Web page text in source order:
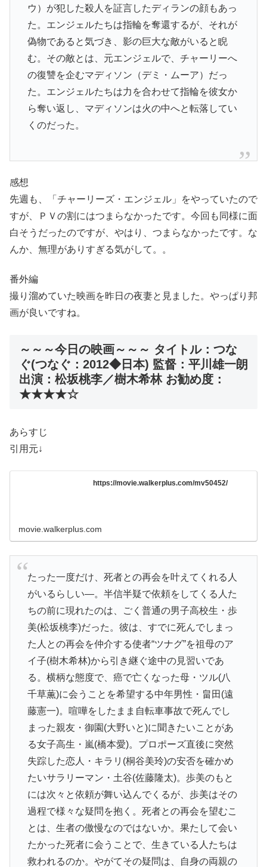
ウ）が犯した殺人を証言したディランの顔もあっ
た。エンジェルたちは指輪を奪還するが、それが
偽物であると気づき、影の巨大な敵がいると睨
む。その敵とは、元エンジェルで、チャーリーへ
の復讐を企むマディソン（デミ・ムーア）だっ
た。エンジェルたちは力を合わせて指輪を彼女か
ら奪い返し、マディソンは火の中へと転落してい
くのだった。
感想
先週も、「チャーリーズ・エンジェル」をやっていたので
すが、ＰＶの割にはつまらなかったです。今回も同様に面
白そうだったのですが、やはり、つまらなかったです。な
んか、無理がありすぎる気がして。。
番外編
撮り溜めていた映画を昨日の夜妻と見ました。やっぱり邦
画が良いですね。
～～～今日の映画～～～ タイトル：つな
ぐ(つなぐ：2012◆日本) 監督：平川雄一朗
出演：松坂桃李／樹木希林 お勧め度：
★★★★☆
あらすじ
引用元↓
https://movie.walkerplus.com/mv50452/
movie.walkerplus.com
たった一度だけ、死者との再会を叶えてくれる人
がいるらしい―。半信半疑で依頼をしてくる人た
ちの前に現れたのは、ごく普通の男子高校生・歩
美(松坂桃李)だった。彼は、すでに死んでしまっ
た人との再会を仲介する使者“ツナグ”を祖母のア
イ子(樹木希林)から引き継ぐ途中の見習いであ
る。横柄な態度で、癌で亡くなった母・ツル(八
千草薫)に会うことを希望する中年男性・畠田(遠
藤憲一)。喧嘩をしたまま自転車事故で死んでし
まった親友・御園(大野いと)に聞きたいことがあ
る女子高生・嵐(橋本愛)。プロポーズ直後に突然
失踪した恋人・キラリ(桐谷美玲)の安否を確かめ
たいサラリーマン・土谷(佐藤隆太)。歩美のもと
には次々と依頼が舞い込んでくるが、歩美はその
過程で様々な疑問を抱く。死者との再会を望むこ
とは、生者の傲慢なのではないか。果たして会い
たかった死者に会うことで、生きている人たちは
救われるのか。やがてその疑問は、自身の両親の